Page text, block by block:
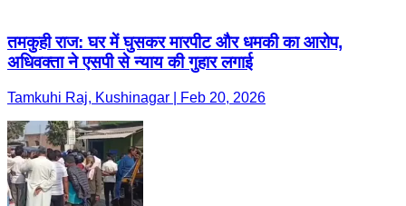
तमकुही राज: घर में घुसकर मारपीट और धमकी का आरोप,
अधिवक्ता ने एसपी से न्याय की गुहार लगाई
Tamkuhi Raj, Kushinagar | Feb 20, 2026